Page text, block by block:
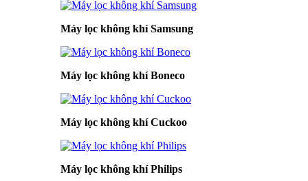
Máy lọc không khí Samsung
Máy lọc không khí Boneco
Máy lọc không khí Cuckoo
Máy lọc không khí Philips